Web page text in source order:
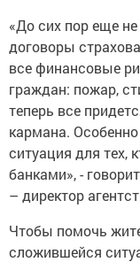
«До сих пор еще
договоры
все финансовые
граждан: пожар,
теперь все
кармана.
ситуация для тех,
банками», -
– директор
Чтобы помочь
сложившейся